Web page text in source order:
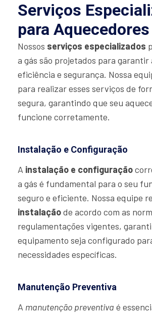
Serviços
para Aquecedores
Nossos serviços especializados
a gás são projetados para garantir
eficiência e segurança. Nossa
para realizar esses serviços de
segura, garantindo que seu
funcione corretamente.
Instalação e Configuração
A instalação e configuração
a gás é fundamental para o seu
seguro e eficiente. Nossa equipe
instalaçãode acordo com as
regulamentações vigentes,
equipamento seja configurado
necessidades específicas.
Manutenção Preventiva
A manutenção preventiva é